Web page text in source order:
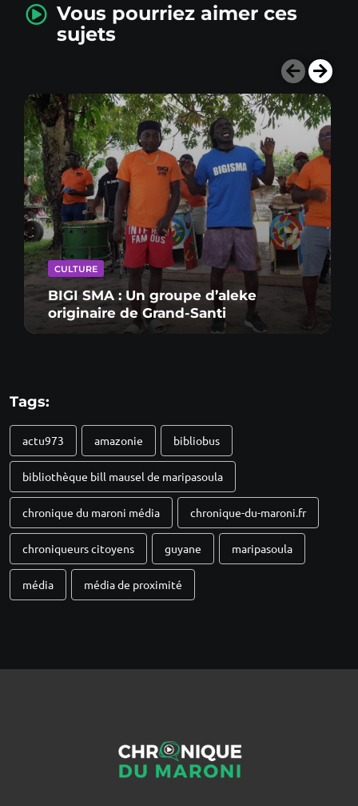
Vous pourriez aimer ces
sujets
CULTURE
BIGI SMA : Un groupe d’aleke
originaire de Grand-Santi
Tags:
actu973 amazonie bibliobus
bibliothèque bill mausel de maripasoula
chronique du maroni média chronique-du-maroni.fr
chroniqueurs citoyens guyane maripasoula
média média de proximité